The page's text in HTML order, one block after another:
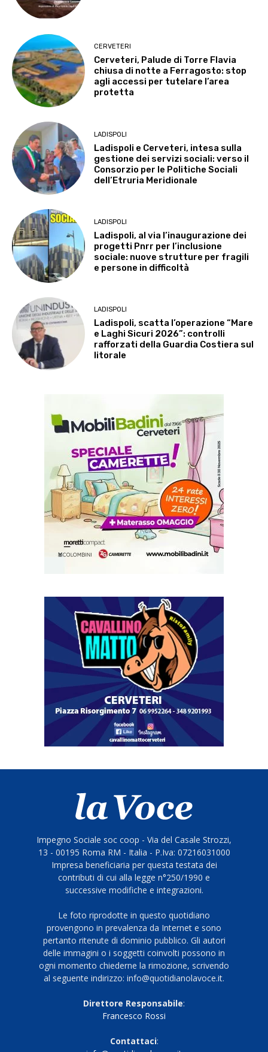
CERVETERI
Cerveteri, Palude di Torre Flavia
chiusa di notte a Ferragosto: stop
agli accessi per tutelare l’area
protetta
LADISPOLI
Ladispoli e Cerveteri, intesa sulla
gestione dei servizi sociali: verso il
Consorzio per le Politiche Sociali
dell’Etruria Meridionale
LADISPOLI
Ladispoli, al via l’inaugurazione dei
progetti Pnrr per l’inclusione
sociale: nuove strutture per fragili
e persone in difficoltà
LADISPOLI
Ladispoli, scatta l’operazione “Mare
e Laghi Sicuri 2026”: controlli
rafforzati della Guardia Costiera sul
litorale
Impegno Sociale soc coop - Via del Casale Strozzi,
13 - 00195 Roma RM - Italia - P.Iva: 07216031000
Impresa beneficiaria per questa testata dei
contributi di cui alla legge n°250/1990 e
successive modifiche e integrazioni.
Le foto riprodotte in questo quotidiano
provengono in prevalenza da Internet e sono
pertanto ritenute di dominio pubblico. Gli autori
delle immagini o i soggetti coinvolti possono in
ogni momento chiederne la rimozione, scrivendo
al seguente indirizzo: info@quotidianolavoce.it.
Direttore Responsabile:
Francesco Rossi
Contattaci: